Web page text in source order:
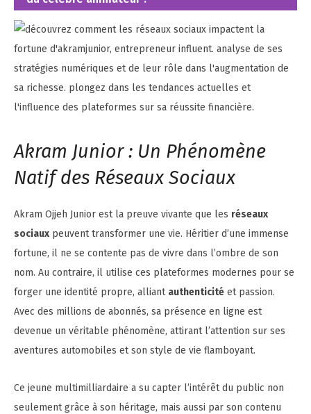
Akram Junior : Un Phénomène
Natif des Réseaux Sociaux
Akram Ojjeh Junior est la preuve vivante que les réseaux
sociaux peuvent transformer une vie. Héritier d’une immense
fortune, il ne se contente pas de vivre dans l’ombre de son
nom. Au contraire, il utilise ces plateformes modernes pour se
forger une identité propre, alliant authenticité et passion.
Avec des millions de abonnés, sa présence en ligne est
devenue un véritable phénomène, attirant l’attention sur ses
aventures automobiles et son style de vie flamboyant.
Ce jeune multimilliardaire a su capter l’intérêt du public non
seulement grâce à son héritage, mais aussi par son contenu